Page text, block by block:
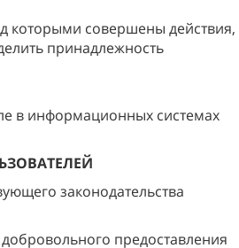
которыми совершены действия,
принадлежность
в информационных системах
законодательства
предоставления